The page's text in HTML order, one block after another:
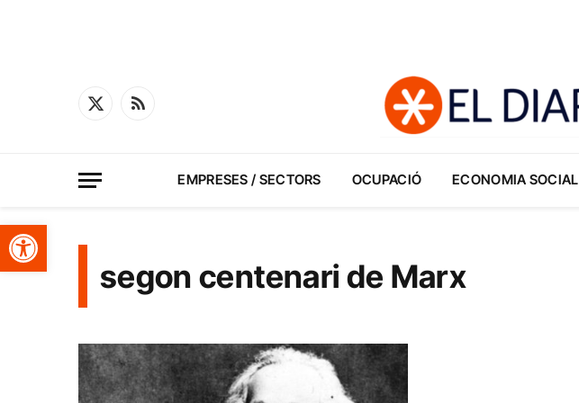
Obre la barra d'eines
X
RSS
EMPRESES / SECTORS OCUPACIÓ ECONOMIA SOCIAL
segon centenari de Marx